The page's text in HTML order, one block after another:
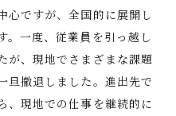
心ですが、全国的に展開し
。一度、従業員を引っ越し
が、現地でさまざまな課題
旦撤退しました。進出先で
、現地での仕事を継続的に